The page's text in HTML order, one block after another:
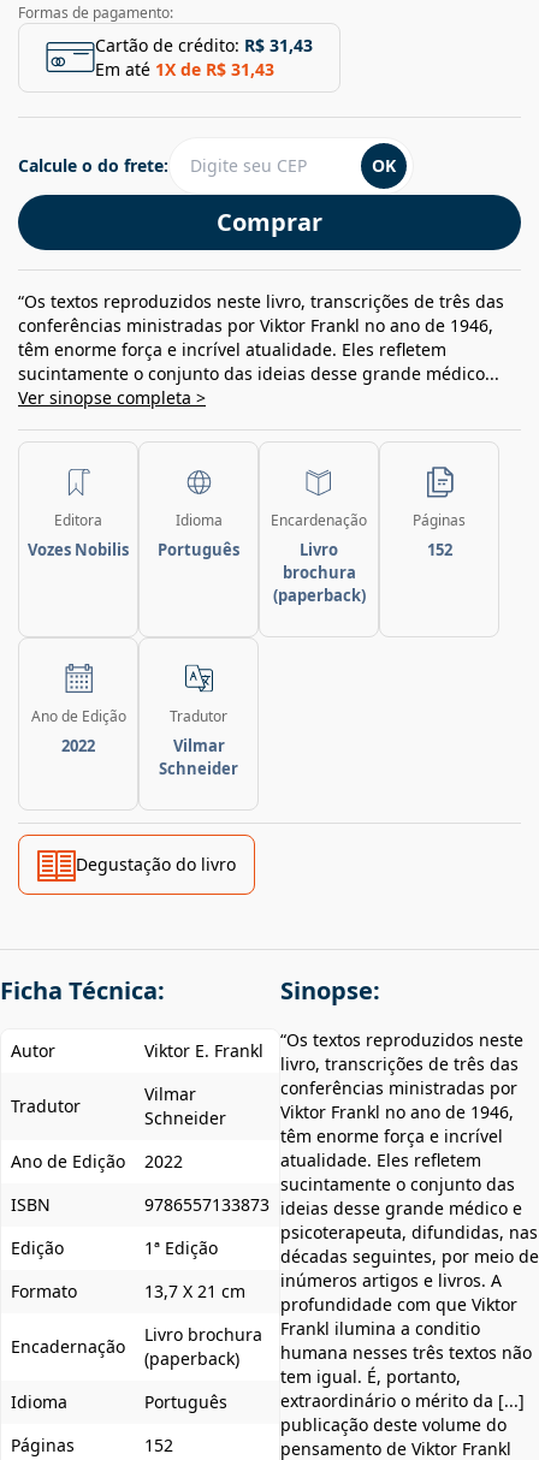
Formas de pagamento:
Cartão de crédito: R$ 31,43
Em até 1X de R$ 31,43
Comprar
Calcule o do frete: OK
“Os textos reproduzidos neste livro, transcrições de três das
conferências ministradas por Viktor Frankl no ano de 1946,
têm enorme força e incrível atualidade. Eles refletem
sucintamente o conjunto das ideias desse grande médico...
Ver sinopse completa >
Editora
Vozes Nobilis
Idioma
Português
Encardenação
Livro
brochura
(paperback)
Páginas
152
Ano de Edição
2022
Tradutor
Vilmar
Schneider
Degustação do livro
Ficha Técnica:
Autor Viktor E. Frankl
Tradutor
Vilmar
Schneider
Ano de Edição
2022
ISBN
9786557133873
Edição
1ª Edição
Formato
13,7 X 21 cm
Encadernação
Livro brochura
(paperback)
Idioma
Português
Páginas
152
Sinopse:
“Os textos reproduzidos neste
livro, transcrições de três das
conferências ministradas por
Viktor Frankl no ano de 1946,
têm enorme força e incrível
atualidade. Eles refletem
sucintamente o conjunto das
ideias desse grande médico e
psicoterapeuta, difundidas, nas
décadas seguintes, por meio de
inúmeros artigos e livros. A
profundidade com que Viktor
Frankl ilumina a conditio
humana nesses três textos não
tem igual. É, portanto,
extraordinário o mérito da [...]
publicação deste volume do
pensamento de Viktor Frankl